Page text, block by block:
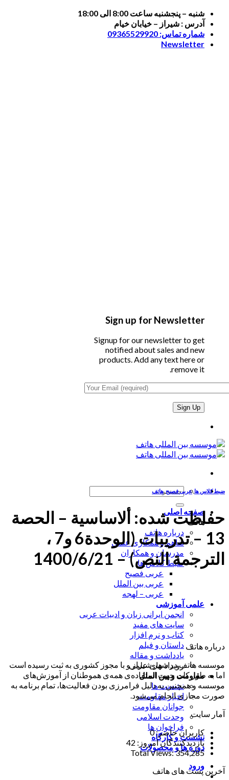
Skip
content
شنبه – پنجشنبه ساعت 8:00 الی 18:00
آدرس : شیراز – خیابان خیام
شماره تماس: 09365529920
Newsletter
Sign up for Newsletter
Signup for our newsletter to get
notified about sales and new
products. Add any text here or
remove it.
جستجو
صفحه اصلی
هاتف
درباره هاتف
تفاهم و همکاری علمی
مدرسان و همکاران
ضبط کلاس ها
عربی فصیح
عربی بین الملل
عربی – لهجه
علمی آموزشی
انجمن ایرانی زبان و ادبیات عربی
سایت های مفید
کتاب و نرم افزار
داستان و فیلم
یادداشت و مقاله
رویداد های علمی
مقاومت و بین الملل
نشست ها
اخبار مقاومت
جوانان مقاومت
وحدت اسلامی
فراخوان ها
نشست و کارگاه
دوره ها و محصولات
ورود
ضبط کلاس ها ,عربی فصیح,هاتف
حفاظت شده: ألاساسیة – الحصة
13 – تدریبات (الوحدة6 و7 ،
الترجمة النص) – 1400/6/21
درباره هاتف
موسسه هاتف در شهر شیراز و با مجوز کشوری به ثبت رسیده است
اما به طور کلی جهت استفاده‌ی همه‌ی هموطنان از آموزش‌های
موسسه و همچنین به دلیل فرامرزی بودن فعالیت‌ها، تمام برنامه به
صورت مجازی انجام می‌شود.
آمار سایت
کاربران حاضر:0
بازدیدکنندگان امروز: 42
Total Views:354,285
آخرین پست های هاتف